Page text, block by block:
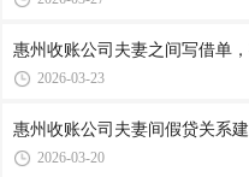
惠州收账公司​夫妻之间写借单
2026-03-23
惠州收账公司​夫妻间假贷关系
2026-03-20